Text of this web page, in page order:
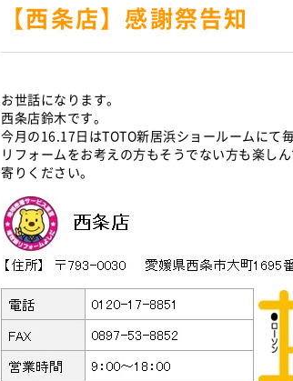
【西条店】感謝祭告知
お世話になります。
西条店鈴木です。
今月の16.17日はTOTO新居浜ショールームにて
リフォームをお考えの方もそうでない方も楽し
寄りください。